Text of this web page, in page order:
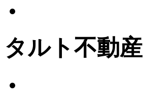
タルト不動産